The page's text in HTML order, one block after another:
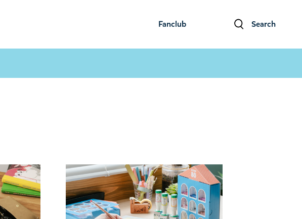
Fanclub Search